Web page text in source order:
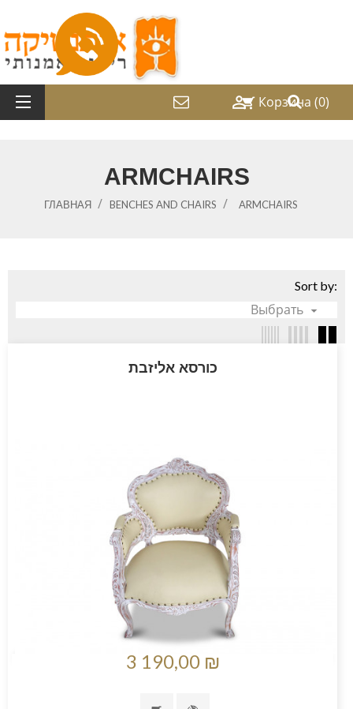
shopping_cart Корзина (0)

ARMCHAIRS
ГЛАВНАЯ BENCHES AND CHAIRS ARMCHAIRS
Sort by:
Выбрать 
כורסא אליזבת
3 190,00 ₪